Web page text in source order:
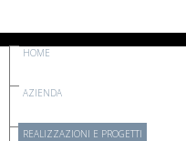
HOME
AZIENDA
REALIZZAZIONI E PROGETTI